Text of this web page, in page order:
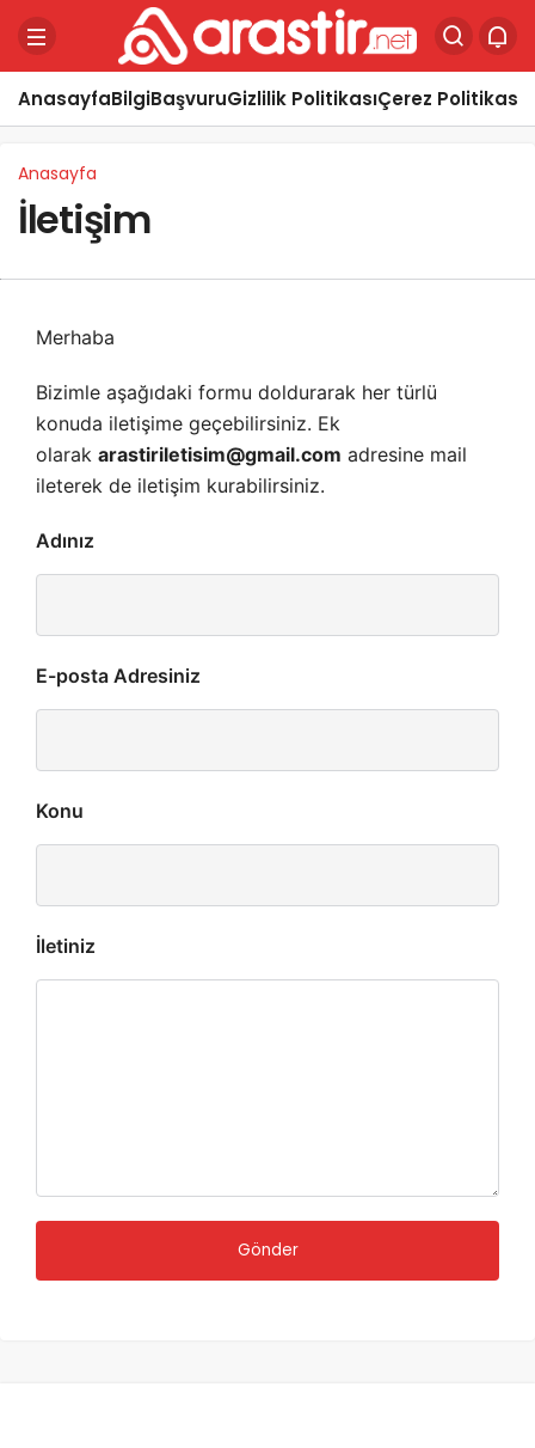
AnasayfaBilgiBaşvuruGizlilik PolitikasıÇerez Politikası
Anasayfa
İletişim
Merhaba
Bizimle aşağıdaki formu doldurarak her türlü
konuda iletişime geçebilirsiniz. Ek
olarak arastiriletisim@gmail.com adresine mail
ileterek de iletişim kurabilirsiniz.
Adınız
E-posta Adresiniz
Konu
İletiniz